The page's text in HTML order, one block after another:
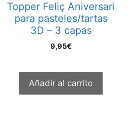
Topper Feliç Aniversari
para pasteles/tartas
3D – 3 capas
9,95€
Añadir al carrito